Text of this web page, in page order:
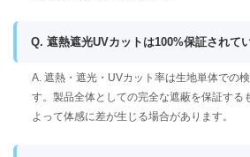
Q. 遮熱遮光UVカットは100%保証されて
A. 遮熱・遮光・UVカット率は生地単体での
す。製品全体としての完全な遮蔽を保証する
よって体感に差が生じる場合があります。